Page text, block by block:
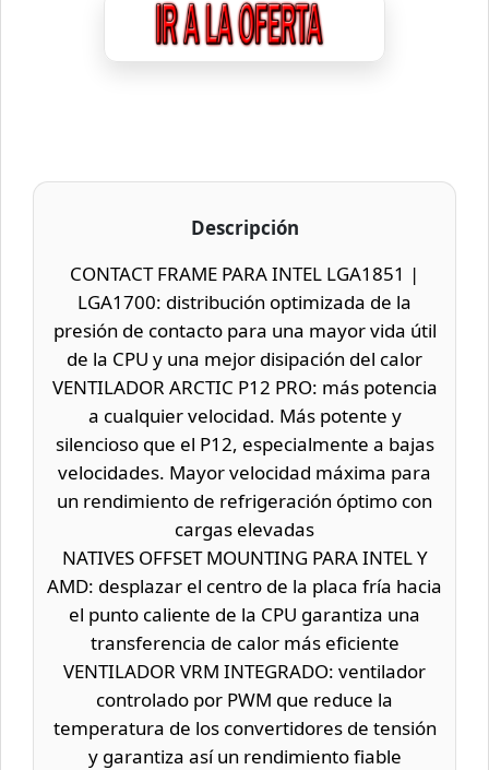
Descripción
CONTACT FRAME PARA INTEL LGA1851 |
LGA1700: distribución optimizada de la
presión de contacto para una mayor vida útil
de la CPU y una mejor disipación del calor
VENTILADOR ARCTIC P12 PRO: más potencia
a cualquier velocidad. Más potente y
silencioso que el P12, especialmente a bajas
velocidades. Mayor velocidad máxima para
un rendimiento de refrigeración óptimo con
cargas elevadas
NATIVES OFFSET MOUNTING PARA INTEL Y
AMD: desplazar el centro de la placa fría hacia
el punto caliente de la CPU garantiza una
transferencia de calor más eficiente
VENTILADOR VRM INTEGRADO: ventilador
controlado por PWM que reduce la
temperatura de los convertidores de tensión
y garantiza así un rendimiento fiable